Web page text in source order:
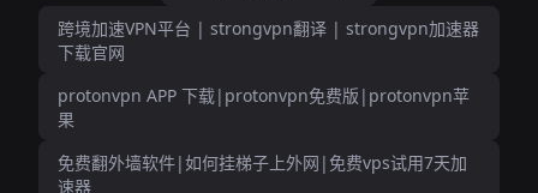
跨境加速VPN平台 | strongvpn翻译 | strongvpn加速器
下载官网
protonvpn APP 下载|protonvpn免费版|protonvpn苹
果
免费翻外墙软件|如何挂梯子上外网|免费vps试用7天加
速器